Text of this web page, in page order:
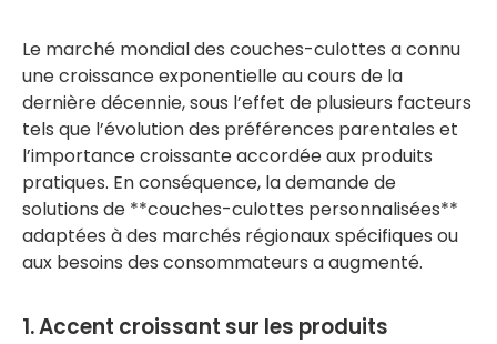
Le marché mondial des couches-culottes a connu
une croissance exponentielle au cours de la
dernière décennie, sous l’effet de plusieurs facteurs
tels que l’évolution des préférences parentales et
l’importance croissante accordée aux produits
pratiques. En conséquence, la demande de
solutions de **couches-culottes personnalisées**
adaptées à des marchés régionaux spécifiques ou
aux besoins des consommateurs a augmenté.
1. Accent croissant sur les produits